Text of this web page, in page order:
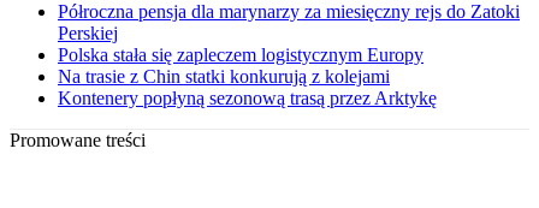
Półroczna pensja dla marynarzy za miesięczny rejs do Zatoki
Perskiej
Polska stała się zapleczem logistycznym Europy
Na trasie z Chin statki konkurują z kolejami
Kontenery popłyną sezonową trasą przez Arktykę
Promowane treści